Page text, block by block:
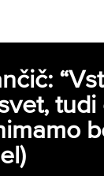
tudi